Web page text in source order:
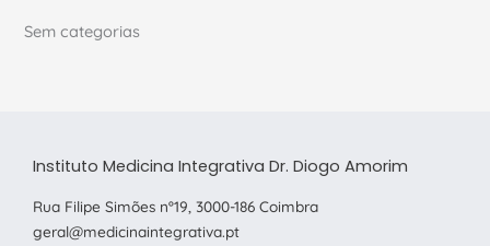
Sem categorias
Instituto Medicina Integrativa Dr. Diogo Amorim
Rua Filipe Simões nº19, 3000-186 Coimbra
geral@medicinaintegrativa.pt